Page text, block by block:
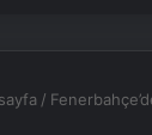
/